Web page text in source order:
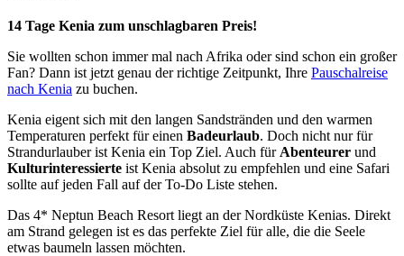
14 Tage Kenia zum unschlagbaren Preis!
Sie wollten schon immer mal nach Afrika oder sind schon ein großer
Fan? Dann ist jetzt genau der richtige Zeitpunkt, Ihre Pauschalreise
nach Kenia zu buchen.
Kenia eigent sich mit den langen Sandstränden und den warmen
Temperaturen perfekt für einen Badeurlaub. Doch nicht nur für
Strandurlauber ist Kenia ein Top Ziel. Auch für Abenteurer und
Kulturinteressierte ist Kenia absolut zu empfehlen und eine Safari
sollte auf jeden Fall auf der To-Do Liste stehen.
Das 4* Neptun Beach Resort liegt an der Nordküste Kenias. Direkt
am Strand gelegen ist es das perfekte Ziel für alle, die die Seele
etwas baumeln lassen möchten.